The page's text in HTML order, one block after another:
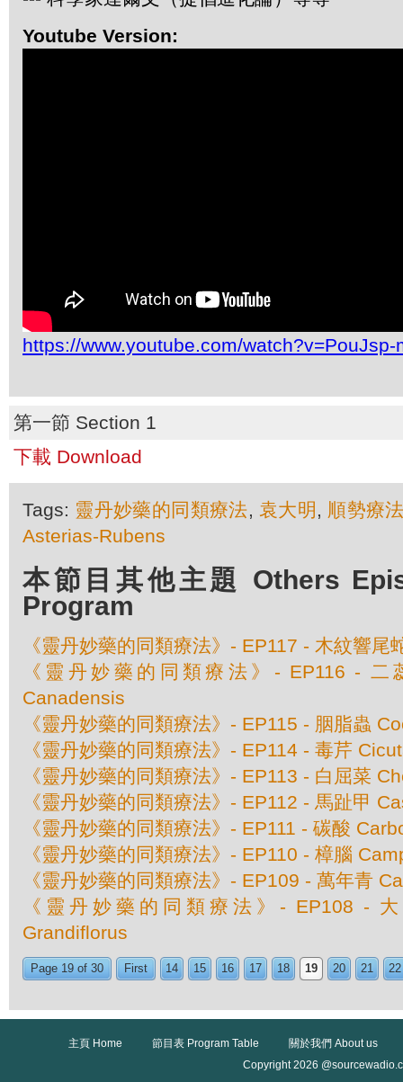
Youtube Version:
https://www.youtube.com/watch?v=PouJsp-
第一節 Section 1
下載 Download
Tags: 靈丹妙藥的同類療法, 袁大明 , 順勢療
Asterias-Rubens
本節目其他主題 Others
Program
《靈丹妙藥的同類療法》- EP117 - 木紋響
《靈丹妙藥的同類療法》- EP116 - 二
Canadensis
《靈丹妙藥的同類療法》- EP115 - 胭脂蟲
《靈丹妙藥的同類療法》- EP114 - 毒芹
《靈丹妙藥的同類療法》- EP113 - 白屈菜
《靈丹妙藥的同類療法》- EP112 - 馬趾甲
《靈丹妙藥的同類療法》- EP111 - 碳酸
《靈丹妙藥的同類療法》- EP110 - 樟腦
《靈丹妙藥的同類療法》- EP109 - 萬年青
《靈丹妙藥的同類療法》- EP108 -
Grandiflorus
Page 19 of 30 First 14 15 16 17 18 19 20 21 22
主頁 Home 節目表 Program Table
關於我們 About us
Copyright 2026